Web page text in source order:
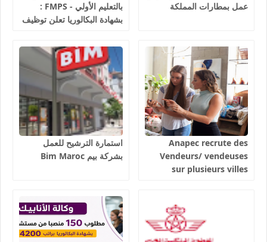
عمل بمطارات المملكة
بالتعليم الأولي - FMPS :
بشهادة البكالوريا تعلن توظيف
بمختلف جهات و أقاليم
المملكة 2026
Anapec recrute des
Vendeurs/ vendeuses
sur plusieurs villes
استمارة الترشيح للعمل
بشركة بيم Bim Maroc